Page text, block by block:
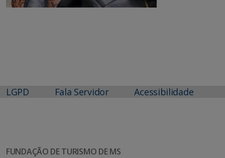
LGPD Fala Servidor Acessibilidade
FUNDAÇÃO DE TURISMO DE MS